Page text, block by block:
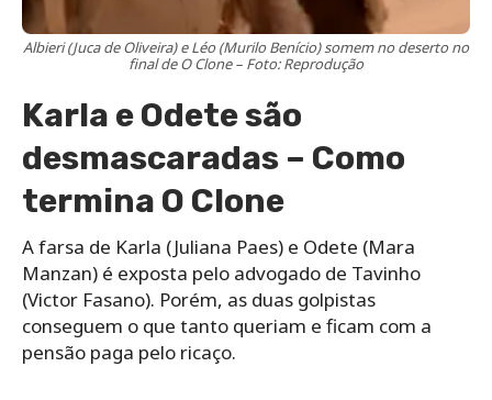
Albieri (Juca de Oliveira) e Léo (Murilo Benício) somem no deserto no
final de O Clone – Foto: Reprodução
Karla e Odete são
desmascaradas – Como
termina O Clone
A farsa de Karla (Juliana Paes) e Odete (Mara
Manzan) é exposta pelo advogado de Tavinho
(Victor Fasano). Porém, as duas golpistas
conseguem o que tanto queriam e ficam com a
pensão paga pelo ricaço.